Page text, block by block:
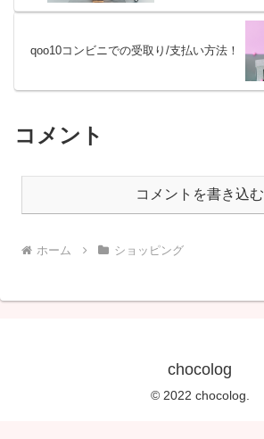
qoo10コンビニでの受取り/支払い方法！
コメント
コメントを書き込む
ホーム ショッピング
chocolog
© 2022 chocolog.